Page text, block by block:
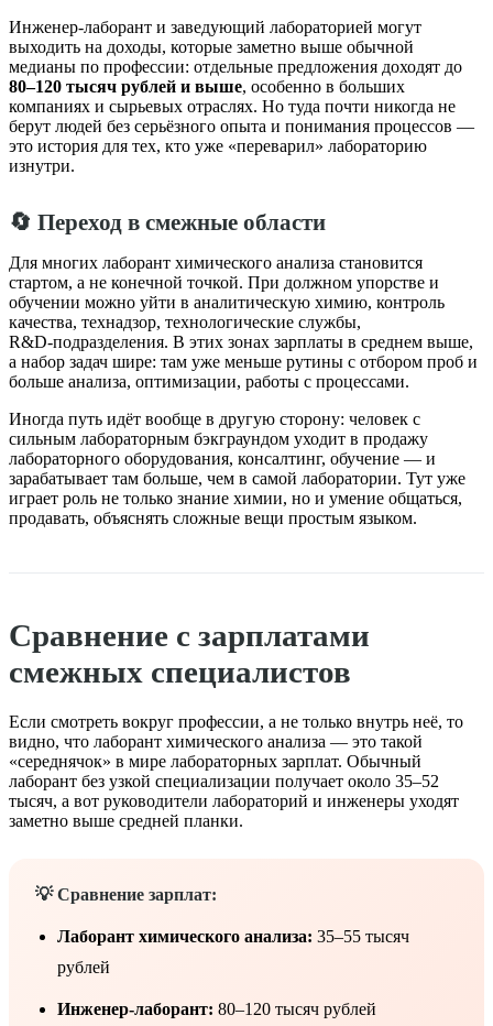
Инженер-лаборант и заведующий лабораторией могут
выходить на доходы, которые заметно выше обычной
медианы по профессии: отдельные предложения доходят до
80–120 тысяч рублей и выше, особенно в больших
компаниях и сырьевых отраслях. Но туда почти никогда не
берут людей без серьёзного опыта и понимания процессов —
это история для тех, кто уже «переварил» лабораторию
изнутри.
🔄 Переход в смежные области
Для многих лаборант химического анализа становится
стартом, а не конечной точкой. При должном упорстве и
обучении можно уйти в аналитическую химию, контроль
качества, технадзор, технологические службы,
R&D‑подразделения. В этих зонах зарплаты в среднем выше,
а набор задач шире: там уже меньше рутины с отбором проб и
больше анализа, оптимизации, работы с процессами.
Иногда путь идёт вообще в другую сторону: человек с
сильным лабораторным бэкграундом уходит в продажу
лабораторного оборудования, консалтинг, обучение — и
зарабатывает там больше, чем в самой лаборатории. Тут уже
играет роль не только знание химии, но и умение общаться,
продавать, объяснять сложные вещи простым языком.
Сравнение с зарплатами
смежных специалистов
Если смотреть вокруг профессии, а не только внутрь неё, то
видно, что лаборант химического анализа — это такой
«середнячок» в мире лабораторных зарплат. Обычный
лаборант без узкой специализации получает около 35–52
тысяч, а вот руководители лабораторий и инженеры уходят
заметно выше средней планки.
💡 Сравнение зарплат:
Лаборант химического анализа: 35–55 тысяч
рублей
Инженер-лаборант: 80–120 тысяч рублей